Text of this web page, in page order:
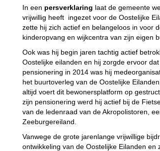
In een persverklaring laat de gemeente
vrijwillig heeft ingezet voor de Oostelijke
zette hij zich actief en belangeloos in voor
kinderopvang en wijkcentra van zijn eigen
Ook was hij begin jaren tachtig actief
Oostelijke eilanden en hij zorgde ervoor
pensionering in 2014 was hij
het buurtoverleg van de Oostelijke
altijd voert dit bewonersplatform op
zijn pensionering werd hij actief bij de
van de ledenraad van de Akropolistoren,
Zeeburgereiland.
Vanwege de grote jarenlange vrijwillige
ontwikkeling van de Oostelijke Eilanden en